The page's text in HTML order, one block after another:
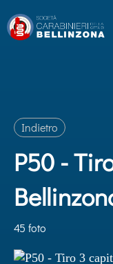
Indietro
P50 -
45 foto